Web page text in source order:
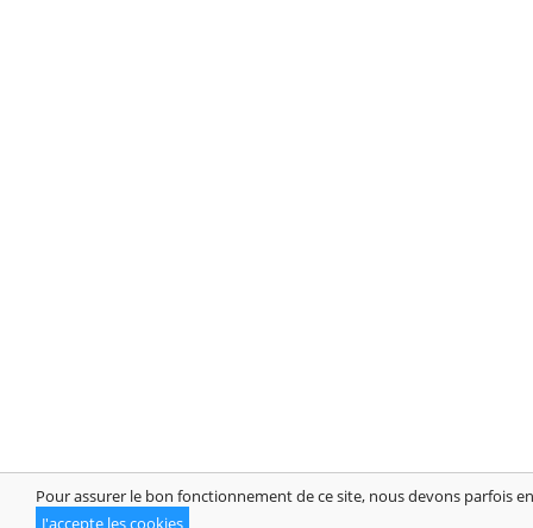
© 2014-2026 SalairesMoyen.fr Combien est salaire moyen?
Pour assurer le bon fonctionnement de ce site, nous devons parfois
J'accepte les cookies